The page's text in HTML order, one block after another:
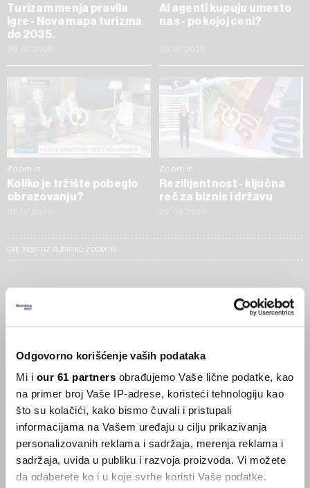
Odgovorno korišćenje vaših podataka
Mi i our 61 partners obrađujemo Vaše lične podatke, kao
na primer broj Vaše IP-adrese, koristeći tehnologiju kao
što su kolačići, kako bismo čuvali i pristupali
informacijama na Vašem uređaju u cilju prikazivanja
personalizovanih reklama i sadržaja, merenja reklama i
sadržaja, uvida u publiku i razvoja proizvoda. Vi možete
da odaberete ko i u koje svrhe koristi Vaše podatke.
Turizam menja pravila
igre - Nova mapa turizma
do 2035.
AI agenti kupuju umesto
nas - po kojoj ceni?
Zoom In
Koliko je tržište pobeglo
obrazovanju?
Zoom In
Rezilijentnost - ključna
reč za biznis i državu
SVE VESTI IZ RUBRIKE ZOOM IN
Businessweek Adria
Korisnici GLP-1 lijekova mršave,
29.01.2026
Visok trošak selidbe kompanija iz Kine
05.12.2025
Privatni letovi postaju dostupan